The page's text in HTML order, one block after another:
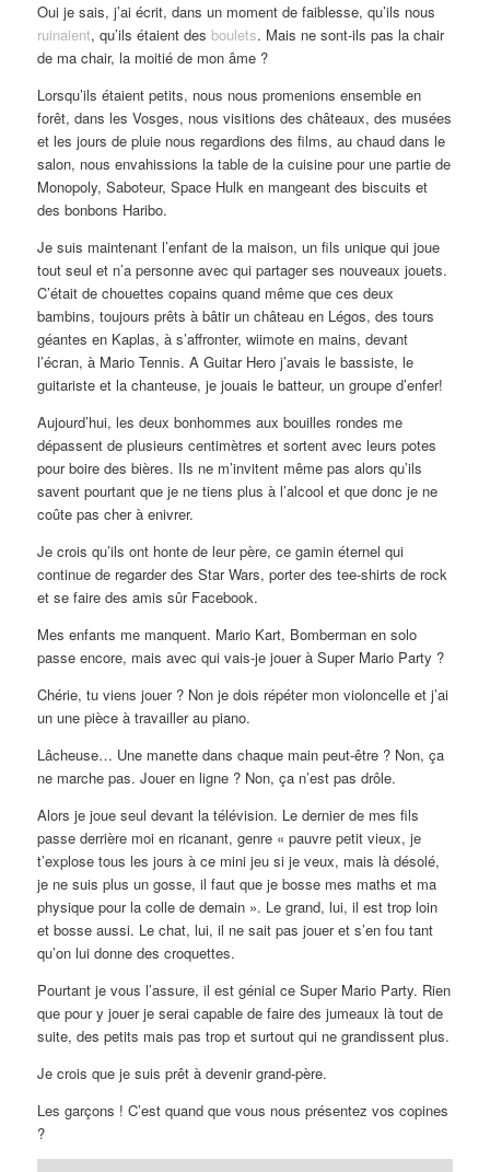
Oui je sais, j’ai écrit, dans un moment de faiblesse, qu’ils nous
ruinaient, qu’ils étaient des boulets. Mais ne sont-ils pas la chair
de ma chair, la moitié de mon âme ?
Lorsqu’ils étaient petits, nous nous promenions ensemble en
forêt, dans les Vosges, nous visitions des châteaux, des musées
et les jours de pluie nous regardions des films, au chaud dans le
salon, nous envahissions la table de la cuisine pour une partie de
Monopoly, Saboteur, Space Hulk en mangeant des biscuits et
des bonbons Haribo.
Je suis maintenant l’enfant de la maison, un fils unique qui joue
tout seul et n’a personne avec qui partager ses nouveaux jouets.
C’était de chouettes copains quand même que ces deux
bambins, toujours prêts à bâtir un château en Légos, des tours
géantes en Kaplas, à s’affronter, wiimote en mains, devant
l’écran, à Mario Tennis. A Guitar Hero j’avais le bassiste, le
guitariste et la chanteuse, je jouais le batteur, un groupe d’enfer!
Aujourd’hui, les deux bonhommes aux bouilles rondes me
dépassent de plusieurs centimètres et sortent avec leurs potes
pour boire des bières. Ils ne m’invitent même pas alors qu’ils
savent pourtant que je ne tiens plus à l’alcool et que donc je ne
coûte pas cher à enivrer.
Je crois qu’ils ont honte de leur père, ce gamin éternel qui
continue de regarder des Star Wars, porter des tee-shirts de rock
et se faire des amis sûr Facebook.
Mes enfants me manquent. Mario Kart, Bomberman en solo
passe encore, mais avec qui vais-je jouer à Super Mario Party ?
Chérie, tu viens jouer ? Non je dois répéter mon violoncelle et j’ai
un une pièce à travailler au piano.
Lâcheuse… Une manette dans chaque main peut-être ? Non, ça
ne marche pas. Jouer en ligne ? Non, ça n’est pas drôle.
Alors je joue seul devant la télévision. Le dernier de mes fils
passe derrière moi en ricanant, genre « pauvre petit vieux, je
t’explose tous les jours à ce mini jeu si je veux, mais là désolé,
je ne suis plus un gosse, il faut que je bosse mes maths et ma
physique pour la colle de demain ». Le grand, lui, il est trop loin
et bosse aussi. Le chat, lui, il ne sait pas jouer et s’en fou tant
qu’on lui donne des croquettes.
Pourtant je vous l’assure, il est génial ce Super Mario Party. Rien
que pour y jouer je serai capable de faire des jumeaux là tout de
suite, des petits mais pas trop et surtout qui ne grandissent plus.
Je crois que je suis prêt à devenir grand-père.
Les garçons ! C’est quand que vous nous présentez vos copines
?